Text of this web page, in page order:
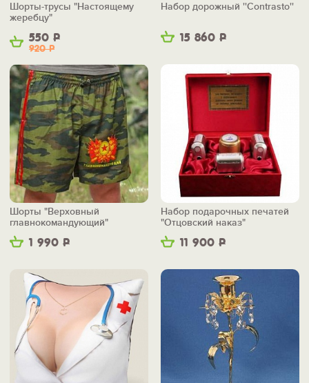
550 Р
920Р
Шорты-трусы "Настоящему
жеребцу"
15 860 Р
Набор дорожный ''Contrasto''
1 990 Р
Шорты "Верховный
главнокомандующий"
11 900 Р
Набор подарочных печатей
"Отцовский наказ"